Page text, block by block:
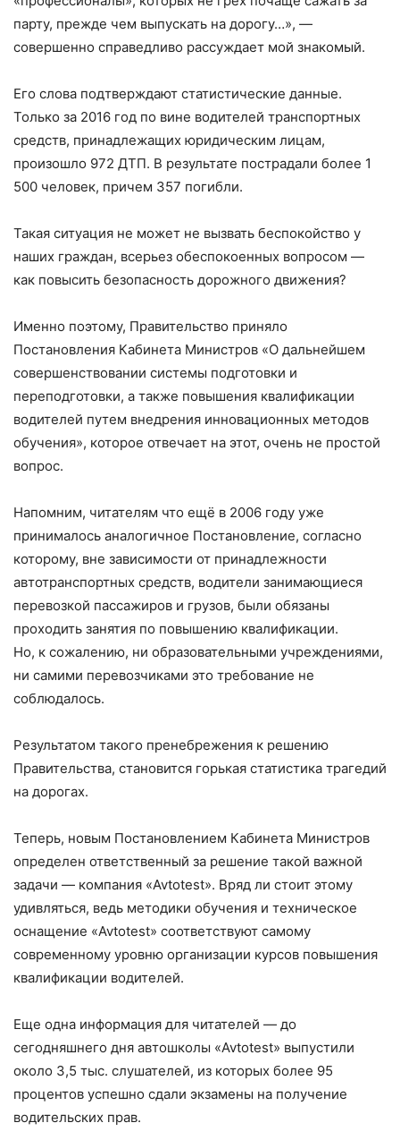
парту, прежде чем выпускать на дорогу…», —
совершенно справедливо рассуждает мой знакомый.
Его слова подтверждают статистические данные.
Только за 2016 год по вине водителей транспортных
средств, принадлежащих юридическим лицам,
произошло 972 ДТП. В результате пострадали более 1
500 человек, причем 357 погибли.
Такая ситуация не может не вызвать беспокойство у
наших граждан, всерьез обеспокоенных вопросом —
как повысить безопасность дорожного движения?
Именно поэтому, Правительство приняло
Постановления Кабинета Министров «О дальнейшем
совершенствовании системы подготовки и
переподготовки, а также повышения квалификации
водителей путем внедрения инновационных методов
обучения», которое отвечает на этот, очень не простой
вопрос.
Напомним, читателям что ещё в 2006 году уже
принималось аналогичное Постановление, согласно
которому, вне зависимости от принадлежности
автотранспортных средств, водители занимающиеся
перевозкой пассажиров и грузов, были обязаны
проходить занятия по повышению квалификации.
Но, к сожалению, ни образовательными учреждениями,
ни самими перевозчиками это требование не
соблюдалось.
Результатом такого пренебрежения к решению
Правительства, становится горькая статистика трагедий
на дорогах.
Теперь, новым Постановлением Кабинета Министров
определен ответственный за решение такой важной
задачи — компания «Avtotest». Вряд ли стоит этому
удивляться, ведь методики обучения и техническое
оснащение «Avtotest» соответствуют самому
современному уровню организации курсов повышения
квалификации водителей.
Еще одна информация для читателей — до
сегодняшнего дня автошколы «Avtotest» выпустили
около 3,5 тыс. слушателей, из которых более 95
процентов успешно сдали экзамены на получение
водительских прав.